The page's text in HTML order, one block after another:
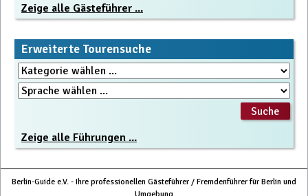
Zeige alle Gästeführer ...
Erweiterte Tourensuche
Zeige alle Führungen ...
Berlin-Guide e.V. - Ihre professionellen Gästeführer / Fremdenführer für Berlin und